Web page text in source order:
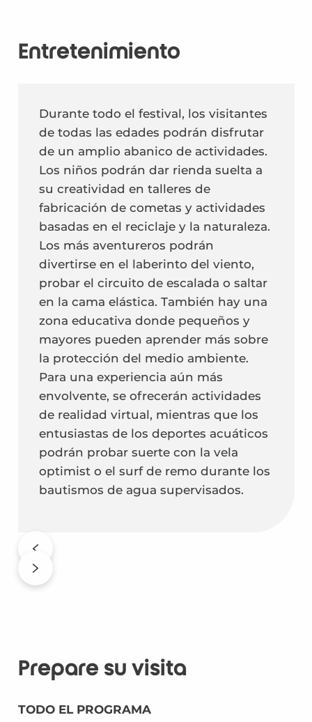
Entretenimiento
Durante todo el festival, los visitantes
de todas las edades podrán disfrutar
de un amplio abanico de actividades.
Los niños podrán dar rienda suelta a
su creatividad en talleres de
fabricación de cometas y actividades
basadas en el reciclaje y la naturaleza.
Los más aventureros podrán
divertirse en el laberinto del viento,
probar el circuito de escalada o saltar
en la cama elástica. También hay una
zona educativa donde pequeños y
mayores pueden aprender más sobre
la protección del medio ambiente.
Para una experiencia aún más
envolvente, se ofrecerán actividades
de realidad virtual, mientras que los
entusiastas de los deportes acuáticos
podrán probar suerte con la vela
optimist o el surf de remo durante los
bautismos de agua supervisados.
Prepare su visita
TODO EL PROGRAMA